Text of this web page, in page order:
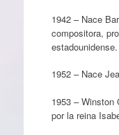
1942 – Nace
compositora,
estadounidense.
1952 – Nace
1953 – Winston
por la reina